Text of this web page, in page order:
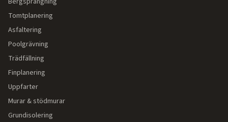
Tomtplanering
Asfaltering
Poolgrävning
Trädfällning
Finplanering
Uppfarter
Murar & stödmurar
Grundisolering